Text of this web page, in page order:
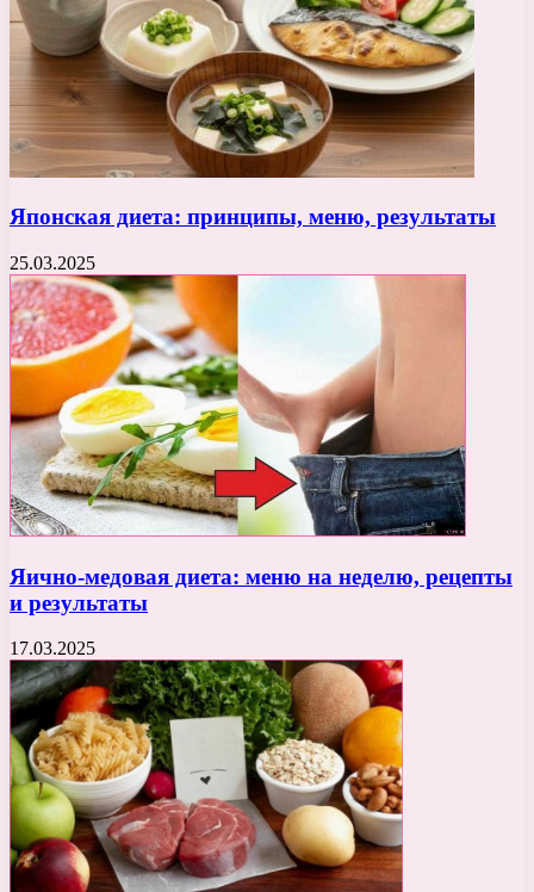
Японская диета: принципы, меню, результаты
25.03.2025
Яично-медовая диета: меню на неделю, рецепты
и результаты
17.03.2025